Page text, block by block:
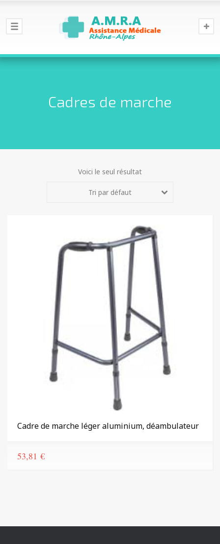
Cadres de marche
Voici le seul résultat
Tri par défaut
Cadre de marche léger aluminium, déambulateur
53,81 €